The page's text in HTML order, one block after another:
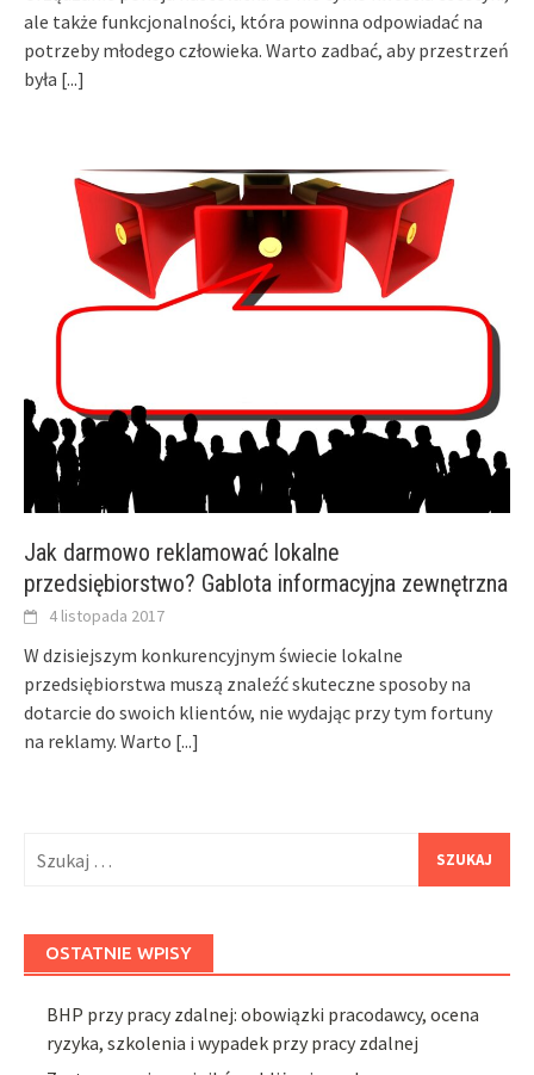
ale także funkcjonalności, która powinna odpowiadać na
potrzeby młodego człowieka. Warto zadbać, aby przestrzeń
była [...]
Jak darmowo reklamować lokalne
przedsiębiorstwo? Gablota informacyjna zewnętrzna
4 listopada 2017
W dzisiejszym konkurencyjnym świecie lokalne
przedsiębiorstwa muszą znaleźć skuteczne sposoby na
dotarcie do swoich klientów, nie wydając przy tym fortuny
na reklamy. Warto [...]
OSTATNIE WPISY
BHP przy pracy zdalnej: obowiązki pracodawcy, ocena
ryzyka, szkolenia i wypadek przy pracy zdalnej